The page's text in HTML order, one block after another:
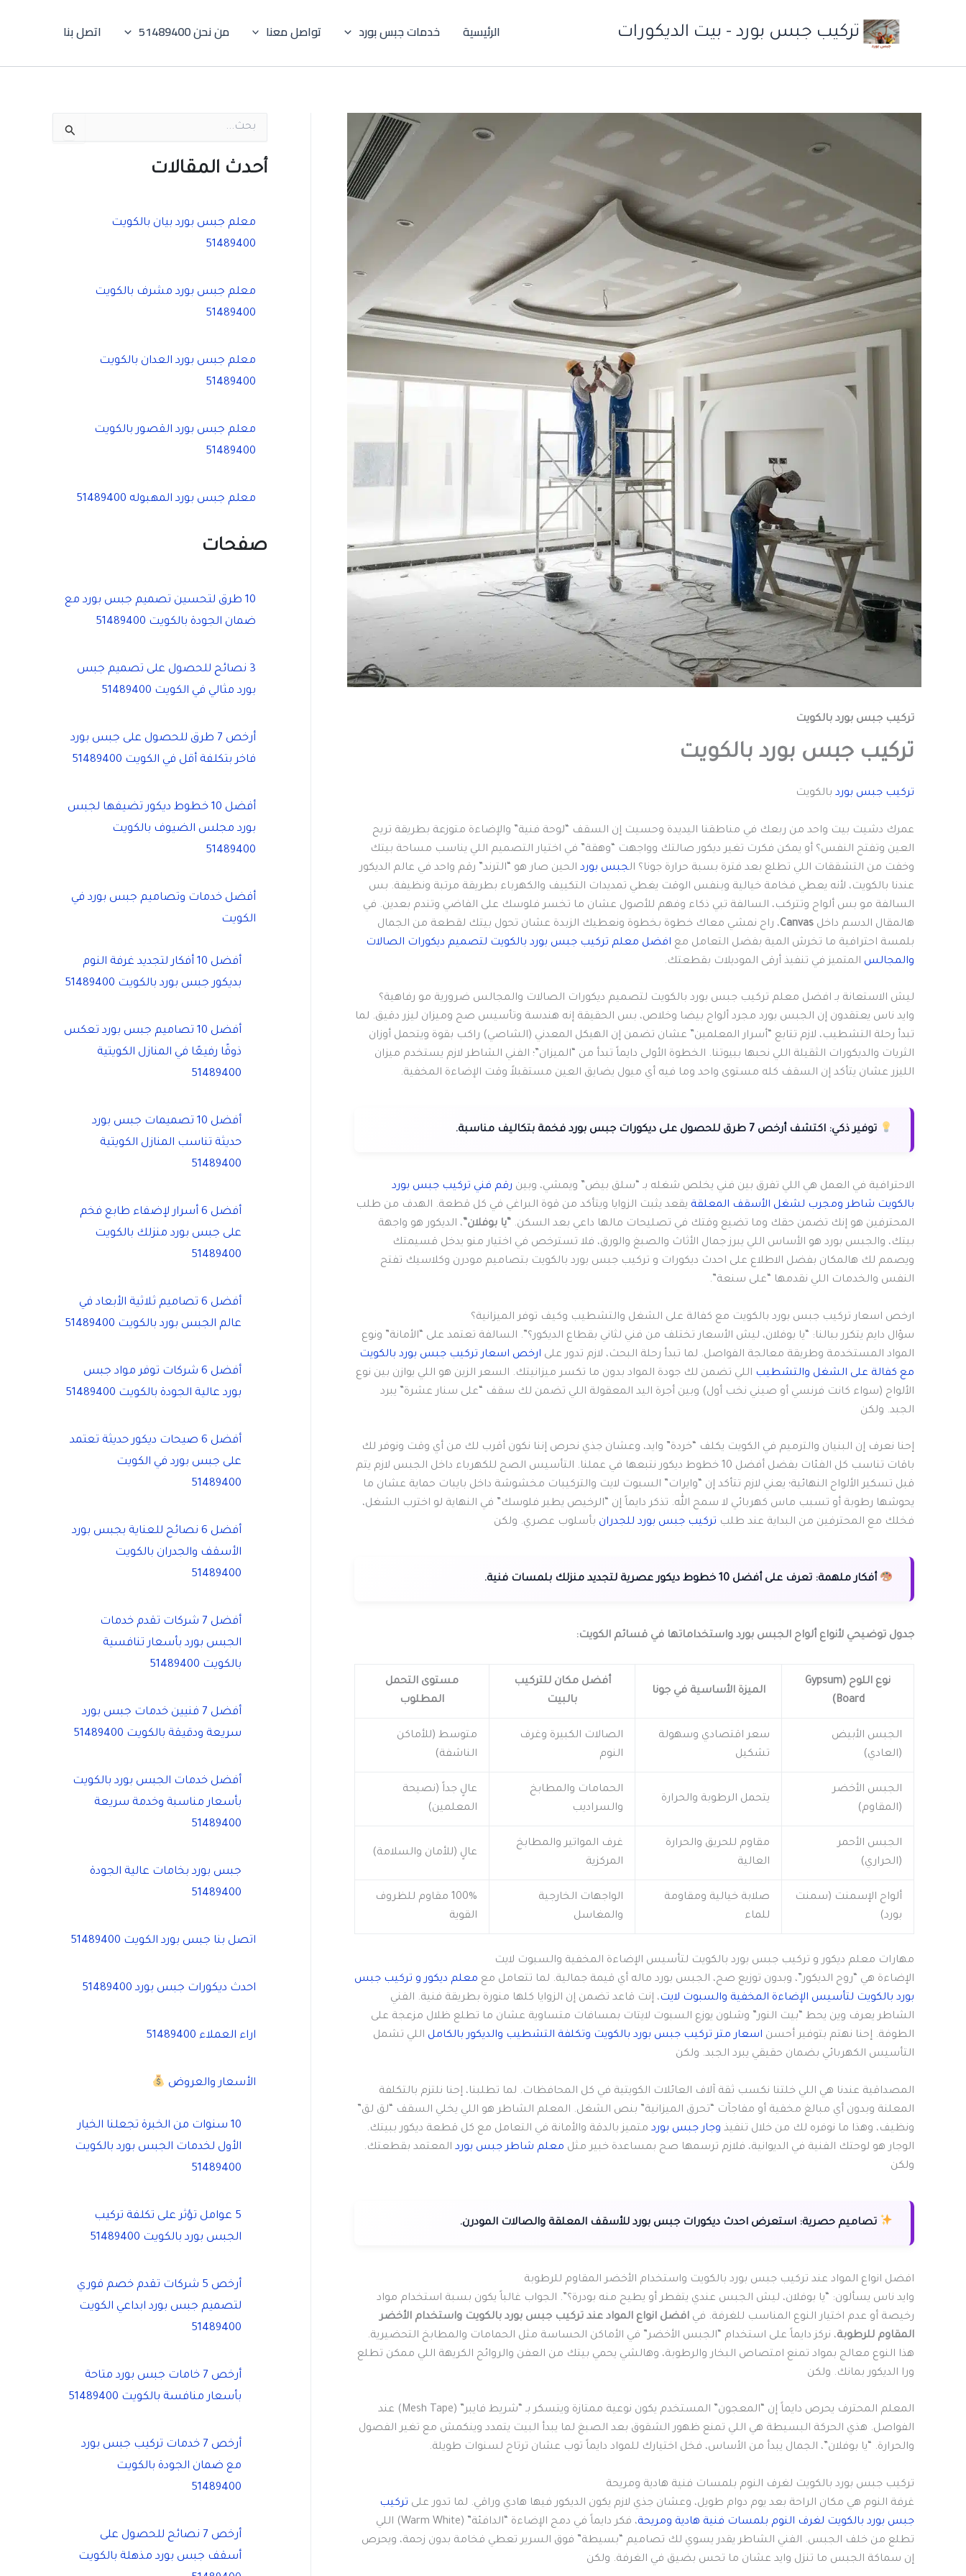
تركيب جبس بورد - بيت الديكورات الرئيسية خدمات جبس بورد تواصل معنا من نحن 51489400 اتصل بنا
تركيب جبس بورد بالكويت
تركيب جبس بورد بالكويت
تركيب جبس بورد بالكويت
عمرك دشيت بيت واحد من ربعك في مناطقنا اليديدة وحسيت إن السقف “لوحة فنية” والإضاءة متوزعة بطريقة تريح
العين وتفتح النفس؟ أو يمكن فكرت تغير ديكور صالتك وواجهت “وهقة” في اختيار التصميم اللي يناسب مساحة بيتك
وخفت من التشققات اللي تطلع بعد فترة بسبة حرارة جونا؟ الجبس بورد الحين صار هو “الترند” رقم واحد في عالم الديكور
عندنا بالكويت، لأنه يعطي فخامة خيالية وبنفس الوقت يغطي تمديدات التكييف والكهرباء بطريقة مرتبة ونظيفة. بس
السالفة مو بس ألواح وتتركب، السالفة تبي ذكاء وفهم للأصول عشان ما تخسر فلوسك على الفاضي وتندم بعدين. في
هالمقال الدسم داخل Canvas، راح نمشي معاك خطوة بخطوة ونعطيك الزبدة عشان تحول بيتك لقطعة من الجمال
بلمسة احترافية ما تخرش المية بفضل التعامل مع افضل معلم تركيب جبس بورد بالكويت لتصميم ديكورات الصالات
والمجالس المتميز في تنفيذ أرقى الموديلات بقطعتك.
ليش الاستعانة بـ افضل معلم تركيب جبس بورد بالكويت لتصميم ديكورات الصالات والمجالس ضرورية مو رفاهية؟
وايد ناس يعتقدون إن الجبس بورد مجرد ألواح بيضا وخلاص، بس الحقيقة إنه هندسة وتأسيس صح وميزان ليزر دقيق. لما
تبدأ رحلة التشطيب، لازم تتابع “أسرار المعلمين” عشان تضمن إن الهيكل المعدني (الشاصي) راكب بقوة ويتحمل أوزان
الثريات والديكورات الثقيلة اللي نحبها ببيوتنا. الخطوة الأولى دايماً تبدأ من “الميزان”؛ الفني الشاطر لازم يستخدم ميزان
الليزر عشان يتأكد إن السقف كله مستوى واحد وما فيه أي ميول يضايق العين مستقبلاً وقت الإضاءة المخفية.
توفير ذكي: اكتشف أرخص 7 طرق للحصول على ديكورات جبس بورد فخمة بتكاليف مناسبة.
الاحترافية في العمل هي اللي تفرق بين فني يخلص شغله بـ “سلق بيض” ويمشي، وبين رقم فني تركيب جبس بورد
بالكويت شاطر ومجرب لشغل الأسقف المعلقة يقعد يثبت الزوايا ويتأكد من قوة البراغي في كل قطعة. الهدف من طلب
المحترفين هو إنك تضمن حقك وما تضيع وقتك في تصليحات مالها داعي بعد السكن.
“يا بوفلان”، الديكور هو واجهة
بيتك، والجبس بورد هو الأساس اللي يبرز جمال الأثاث والصبغ والورق، فلا تسترخص في اختيار منو يدخل قسيمتك
ويصمم لك هالمكان بفضل الاطلاع على احدث ديكورات و تركيب جبس بورد بالكويت بتصاميم مودرن وكلاسيك تفتح
النفس والخدمات اللي نقدمها “على سنعة”.
ارخص اسعار تركيب جبس بورد بالكويت مع كفالة على الشغل والتشطيب وكيف توفر الميزانية؟
سؤال دايم يتكرر ببالنا: “يا بوفلان، ليش الأسعار تختلف من فني لثاني بقطاع الديكور؟”. السالفة تعتمد على “الأمانة” ونوع
المواد المستخدمة وطريقة معالجة الفواصل. لما تبدأ رحلة البحث، لازم تدور على ارخص اسعار تركيب جبس بورد بالكويت
مع كفالة على الشغل والتشطيب اللي تضمن لك جودة المواد بدون ما تكسر ميزانيتك. السعر الزين هو اللي يوازن بين نوع
الألواح (سواء كانت فرنسي أو صيني نخب أول) وبين أجرة اليد المعقولة اللي تضمن لك سقف “على سنار عشرة” يبرد
الجبد. ولكن
إحنا نعرف إن البنيان والترميم في الكويت يكلف “خردة” وايد، وعشان جذي نحرص إننا نكون أقرب لك من أي وقت ونوفر لك
باقات تناسب كل الفئات بفضل أفضل 10 خطوط ديكور نتبعها في عملنا. التأسيس الصح للكهرباء داخل الجبس لازم يتم
قبل تسكير الألواح النهائية؛ يعني لازم تتأكد إن “وايرات” السبوت لايت والتركيبات مخشوشة داخل بايبات حماية عشان ما
يحوشها رطوبة أو تسبب ماس كهربائي لا سمح الله. تذكر دايماً إن “الرخيص يطير فلوسك” في النهاية لو اخترب الشغل،
فخلك مع المحترفين من البداية عند طلب تركيب جبس بورد للجدران بأسلوب عصري. ولكن
أفكار ملهمة: تعرف على أفضل 10 خطوط ديكور عصرية لتجديد منزلك بلمسات فنية.
جدول توضيحي لأنواع ألواح الجبس بورد واستخداماتها في قسائم الكويت:
نوع اللوح (Gypsum
Board)
الميزة الأساسية في جونا
أفضل مكان للتركيب
بالبيت
مستوى التحمل
المطلوب
الجبس الأبيض
(العادي)
سعر اقتصادي وسهولة
تشكيل
الصالات الكبيرة وغرف
النوم
متوسط (للأماكن
الناشفة)
الجبس الأخضر
(المقاوم)
يتحمل الرطوبة والحرارة
الحمامات والمطابخ
والسراديب
عالٍ جداً (نصيحة
المعلمين)
الجبس الأحمر
(الحراري)
مقاوم للحريق والحرارة
العالية
غرف المواتير والمطابخ
المركزية
عالٍ (للأمان والسلامة)
ألواح الإسمنت (سمنت
بورد)
صلابة خيالية ومقاومة
للماء
الواجهات الخارجية
والمغاسل
100% مقاوم للظروف
القوية
مهارات معلم ديكور و تركيب جبس بورد بالكويت لتأسيس الإضاءة المخفية والسبوت لايت
الإضاءة هي “روح الديكور”، وبدون توزيع صح، الجبس بورد ماله أي قيمة جمالية. لما تتعامل مع معلم ديكور و تركيب جبس
بورد بالكويت لتأسيس الإضاءة المخفية والسبوت لايت، إنت قاعد تضمن إن الزوايا كلها منورة بطريقة فنية. الفني
الشاطر يعرف وين يحط “بيت النور” وشلون يوزع السبوت لايتات بمسافات متساوية عشان ما تطلع ظلال مزعجة على
الطوفة. إحنا نهتم بتوفير أحسن اسعار متر تركيب جبس بورد بالكويت وتكلفة التشطيب والديكور بالكامل اللي تشمل
التأسيس الكهربائي بضمان حقيقي يبرد الجبد. ولكن
المصداقية عندنا هي اللي خلتنا نكسب ثقة آلاف العائلات الكويتية في كل المحافظات. لما تطلبنا، إحنا نلتزم بالتكلفة
المعلنة وبدون أي مبالغ مخفية أو مفاجآت “تحرق الميزانية” بنص الشغل. المعلم الشاطر هو اللي يخلي السقف “لق لق”
ونظيف، وهذا ما نوفره لك من خلال تنفيذ وجار جبس بورد متميز بالدقة والأمانة في التعامل مع كل قطعة ديكور ببيتك.
الوجار هو لوحتك الفنية في الديوانية، فلازم ترسمها صح بمساعدة خبير مثل معلم شاطر جبس بورد المعتمد بقطعتك.
ولكن
تصاميم حصرية: استعرض احدث ديكورات جبس بورد للأسقف المعلقة والصالات المودرن.
افضل انواع المواد عند تركيب جبس بورد بالكويت واستخدام الأخضر المقاوم للرطوبة
وايد ناس يسألون: “يا بوفلان، ليش الجبس عندي يتفطر أو يطيح منه بودرة؟”. الجواب غالباً يكون بسبة استخدام مواد
رخيصة أو عدم اختيار النوع المناسب للغرفة. في افضل انواع المواد عند تركيب جبس بورد بالكويت واستخدام الأخضر
المقاوم للرطوبة، نركز دايماً على استخدام “الجبس الأخضر” في الأماكن الحساسة مثل الحمامات والمطابخ التحضيرية.
هذا النوع معالج بمواد تمنع امتصاص البخار والرطوبة، وهالشي يحمي بيتك من العفن والروائح الكريهة اللي ممكن تطلع
ورا الديكور بمانك. ولكن
المعلم المحترف يحرص دايماً إن “المعجون” المستخدم يكون نوعية ممتازة ويتسكر بـ “شريط فايبر” (Mesh Tape) عند
الفواصل. هذي الحركة البسيطة هي اللي تمنع ظهور الشقوق بعد الصبغ لما يبدأ البيت يتمدد وينكمش مع تغير الفصول
والحرارة. “يا بوفلان”، الجمال يبدأ من الأساس، فخل اختيارك للمواد دايماً توب عشان ترتاح لسنوات طويلة.
تركيب جبس بورد بالكويت لغرف النوم بلمسات فنية هادية ومريحة
غرفة النوم هي مكان الراحة بعد يوم دوام طويل، وعشان جذي لازم يكون الديكور فيها هادي وراقي. لما تدور على تركيب
جبس بورد بالكويت لغرف النوم بلمسات فنية هادية ومريحة
، فكر دايماً في دمج الإضاءة “الدافئة” (Warm White) اللي
تطلع من خلف الجبس. الفني الشاطر يقدر يسوي لك تصاميم “بسيطة” فوق السرير تعطي فخامة بدون زحمة، ويحرص
إن سماكة الجبس ما تنزل وايد عشان ما تحس بضيق في الغرفة. ولكن
ح
أحدث المقالات
معلم جبس بورد بيان بالكويت
51489400
معلم جبس بورد مشرف بالكويت
51489400
معلم جبس بورد العدان بالكويت
51489400
معلم جبس بورد القصور بالكويت
51489400
معلم جبس بورد المهبوله 51489400
صفحات
10 طرق لتحسين تصميم جبس بورد مع
ضمان الجودة بالكويت 51489400
3 نصائح للحصول على تصميم جبس
بورد مثالي في الكويت 51489400
أرخص 7 طرق للحصول على جبس بورد
فاخر بتكلفة أقل في الكويت 51489400
أفضل 10 خطوط ديكور تضيفها لجبس
بورد مجلس الضيوف بالكويت
51489400
أفضل خدمات وتصاميم جبس بورد في
الكويت
أفضل 10 أفكار لتجديد غرفة النوم
بديكور جبس بورد بالكويت 51489400
أفضل 10 تصاميم جبس بورد تعكس
ذوقًا رفيعًا في المنازل الكويتية
51489400
أفضل 10 تصميمات جبس بورد
حديثة تناسب المنازل الكويتية
51489400
أفضل 6 أسرار لإضفاء طابع فخم
على جبس بورد منزلك بالكويت
51489400
أفضل 6 تصاميم ثلاثية الأبعاد في
عالم الجبس بورد بالكويت 51489400
أفضل 6 شركات توفر مواد جبس
بورد عالية الجودة بالكويت 51489400
أفضل 6 صيحات ديكور حديثة تعتمد
على جبس بورد في الكويت
51489400
أفضل 6 نصائح للعناية بجبس بورد
الأسقف والجدران بالكويت
51489400
أفضل 7 شركات تقدم خدمات
الجبس بورد بأسعار تنافسية
بالكويت 51489400
أفضل 7 فنيين خدمات جبس بورد
سريعة ودقيقة بالكويت 51489400
أفضل خدمات الجبس بورد بالكويت
بأسعار مناسبة وخدمة سريعة
51489400
جبس بورد بخامات عالية الجودة
51489400
اتصل بنا جبس بورد الكويت 51489400
احدث ديكورات جبس بورد 51489400
اراء العملاء 51489400
الأسعار والعروض
10 سنوات من الخبرة تجعلنا الخيار
الأول لخدمات الجبس بورد بالكويت
51489400
5 عوامل تؤثر على تكلفة تركيب
الجبس بورد بالكويت 51489400
أرخص 5 شركات تقدم خصم فوري
لتصميم جبس بورد ابداعي الكويت
51489400
أرخص 7 خامات جبس بورد متاحة
بأسعار منافسة بالكويت 51489400
أرخص 7 خدمات تركيب جبس بورد
مع ضمان الجودة بالكويت
51489400
أرخص 7 نصائح للحصول على
أسقف جبس بورد مذهلة بالكويت